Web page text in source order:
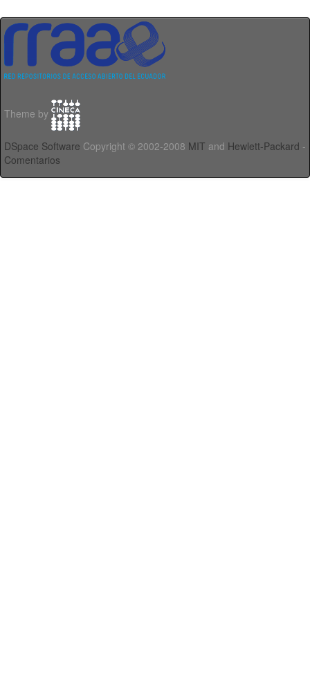
Theme by
DSpace Software Copyright © 2002-2008 MIT and Hewlett-Packard -
Comentarios